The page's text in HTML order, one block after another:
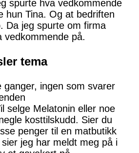
spurte hva vedkommende
hun Tina. Og at bedriften
Da jeg spurte om firma
vedkommende på.
tema
ganger, ingen som svarer
selge Melatonin eller noe
kosttilskudd. Sier du
penger til en matbutikk
jeg har meldt meg på i